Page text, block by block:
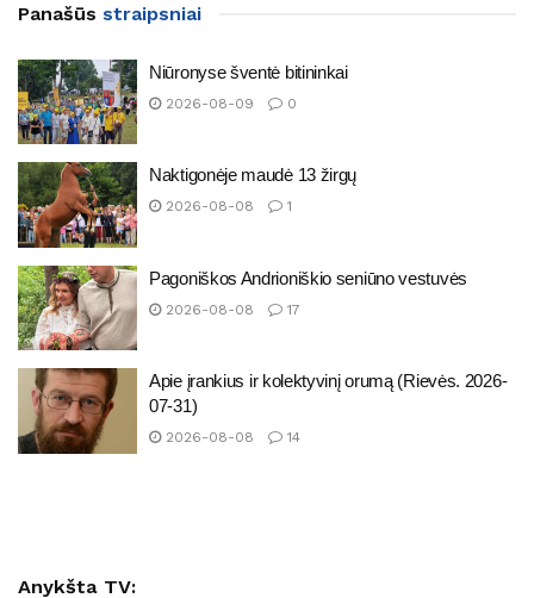
Panašūs straipsniai
Niūronyse šventė bitininkai
2026-08-09 0
Naktigonėje maudė 13 žirgų
2026-08-08 1
Pagoniškos Andrioniškio seniūno vestuvės
2026-08-08 17
Apie įrankius ir kolektyvinį orumą (Rievės. 2026-
07-31)
2026-08-08 14
Anykšta TV: